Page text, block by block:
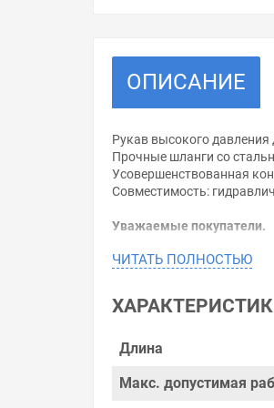
ОПИСАНИЕ
Рукав высокого
Прочные шланги со
Усовершенствованная
Совместимость:
Уважаемые покупатели.
Обращаем Ваше внимание,
Производитель
Цена на Рукав высокого
пользующиеся
ЧИТАТЬ ПОЛНОСТЬЮ
Длина
Макс. допустимая